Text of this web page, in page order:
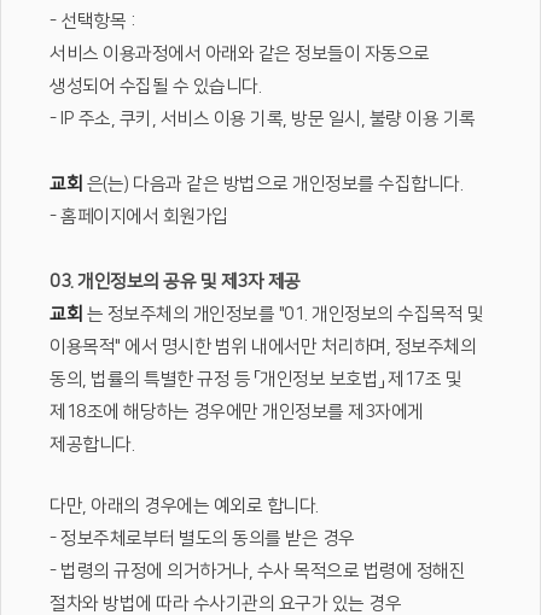
- 선택항목 :
서비스 이용과정에서 아래와 같은 정보들이 자동으로
생성되어 수집될 수 있습니다.
- IP 주소, 쿠키, 서비스 이용 기록, 방문 일시, 불량 이용 기록
교회 은(는) 다음과 같은 방법으로 개인정보를 수집합니다.
- 홈페이지에서 회원가입
03. 개인정보의 공유 및 제3자 제공
교회 는 정보주체의 개인정보를 "01. 개인정보의 수집목적 및
이용목적" 에서 명시한 범위 내에서만 처리하며, 정보주체의
동의, 법률의 특별한 규정 등 「개인정보 보호법」 제17조 및
제18조에 해당하는 경우에만 개인정보를 제3자에게
제공합니다.
다만, 아래의 경우에는 예외로 합니다.
- 정보주체로부터 별도의 동의를 받은 경우
- 법령의 규정에 의거하거나, 수사 목적으로 법령에 정해진
절차와 방법에 따라 수사기관의 요구가 있는 경우